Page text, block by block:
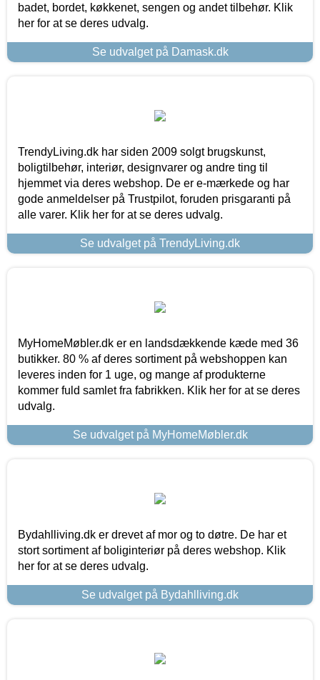
badet, bordet, køkkenet, sengen og andet tilbehør. Klik
her for at se deres udvalg.
Se udvalget på Damask.dk
TrendyLiving.dk har siden 2009 solgt brugskunst,
boligtilbehør, interiør, designvarer og andre ting til
hjemmet via deres webshop. De er e-mærkede og har
gode anmeldelser på Trustpilot, foruden prisgaranti på
alle varer. Klik her for at se deres udvalg.
Se udvalget på TrendyLiving.dk
MyHomeMøbler.dk er en landsdækkende kæde med 36
butikker. 80 % af deres sortiment på webshoppen kan
leveres inden for 1 uge, og mange af produkterne
kommer fuld samlet fra fabrikken. Klik her for at se deres
udvalg.
Se udvalget på MyHomeMøbler.dk
Bydahlliving.dk er drevet af mor og to døtre. De har et
stort sortiment af boliginteriør på deres webshop. Klik
her for at se deres udvalg.
Se udvalget på Bydahlliving.dk